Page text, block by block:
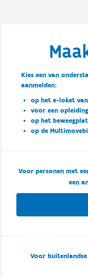
Kies een van
aanmelden:
op het e-loket
voor een
op het
op de
Voor personen met
een
Voor